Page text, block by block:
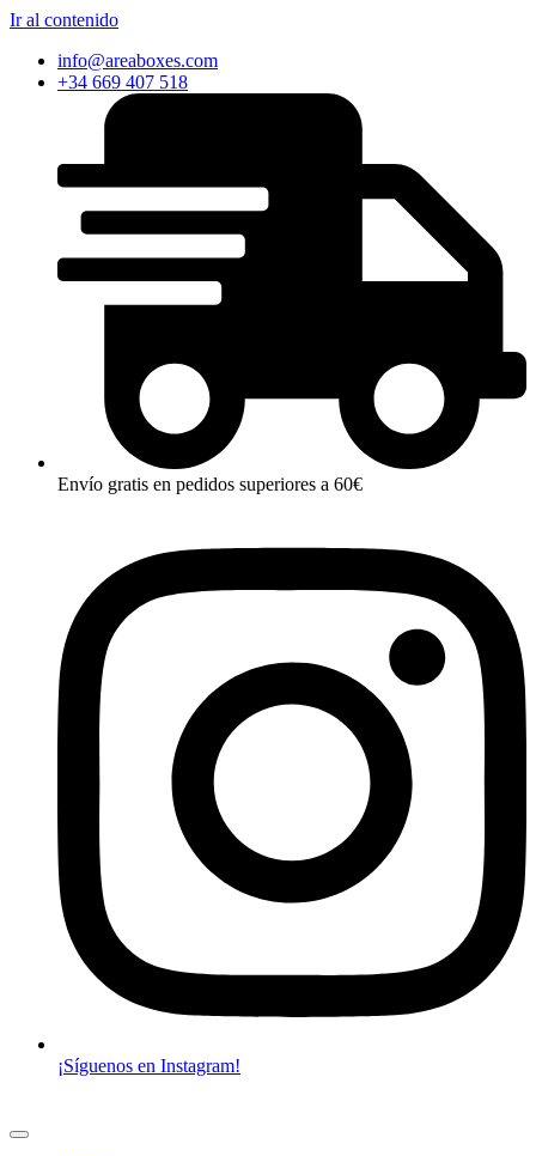
Ir al contenido
info@areaboxes.com
+34 669 407 518
Envío gratis en pedidos superiores a 60€
¡Síguenos en Instagram!